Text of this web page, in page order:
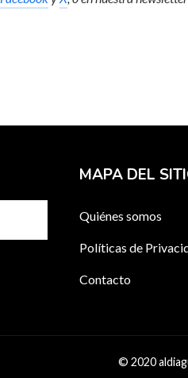
MAPA DEL
Quiénes somos
Políticas de
Contacto
© 2020